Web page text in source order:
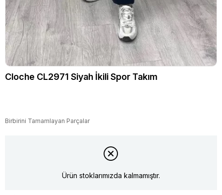
Cloche CL2971 Siyah İkili Spor Takım
Birbirini Tamamlayan Parçalar
Ürün stoklarımızda kalmamıştır.